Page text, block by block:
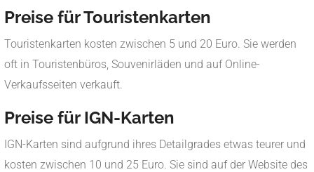
Preise für Touristenkarten
Touristenkarten kosten zwischen 5 und 20 Euro. Sie werden
oft in Touristenbüros, Souvenirläden und auf Online-
Verkaufsseiten verkauft.
Preise für IGN-Karten
IGN-Karten sind aufgrund ihres Detailgrades etwas teurer und
kosten zwischen 10 und 25 Euro. Sie sind auf der Website des